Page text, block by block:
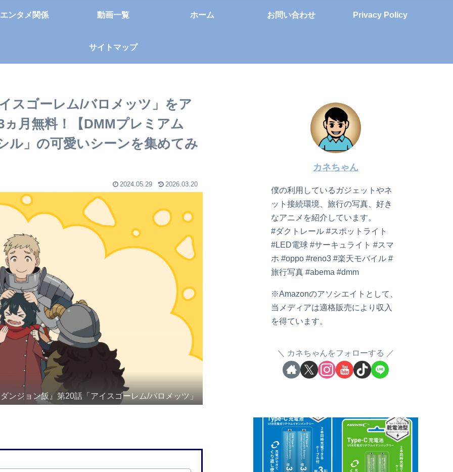
エンタメ関係 動画一覧 ホーム お問い合わせ Privacy Policy
サイトマップ
スゴーレム/バロメッツ」をア
月無料！【DMMプレミアム
ル」の可愛いシーンを集めてみ
2024.05.29 2026.03.20
ンジョン飯』第20話「アイスゴーレム/バロメッツ」
カネちゃん
僕の利用しているガジェットやネ
ット接続環境、旅行の写真、好き
なアニメを紹介しています。
#ダクトレール #スポットライト
#LED電球 #サーキュライト #スマ
ホ #oppo #reno3 #楽天モバイル #
旅行写真 #abema #dmm
※Amazonのアソシエイトとして、
当メディアは適格販売により収入
を得ています。
カネちゃんをフォローする